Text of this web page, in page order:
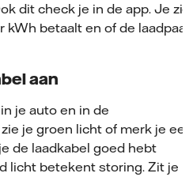
dit check je in de app. Je
kWh betaalt en of de laadpaal
aan
je auto en in de
je groen licht of merk je
de laadkabel goed hebt
licht betekent storing. Zit je